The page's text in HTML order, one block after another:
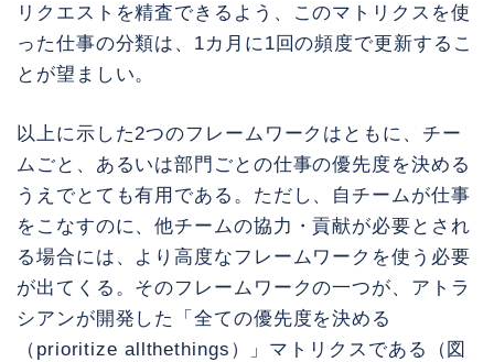
リクエストを精査できるよう、このマトリクスを使
った仕事の分類は、1カ月に1回の頻度で更新するこ
とが望ましい。
以上に示した2つのフレームワークはともに、チー
ムごと、あるいは部門ごとの仕事の優先度を決める
うえでとても有用である。ただし、自チームが仕事
をこなすのに、他チームの協力・貢献が必要とされ
る場合には、より高度なフレームワークを使う必要
が出てくる。そのフレームワークの一つが、アトラ
シアンが開発した「全ての優先度を決める
（prioritize allthethings）」マトリクスである（図